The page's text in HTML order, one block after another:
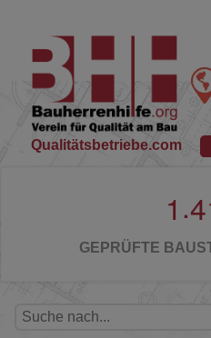
Qualitätsbetriebe.com
1 .4
GEPRÜFTE